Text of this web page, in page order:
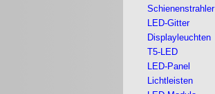
Schienenstrahler
LED-Gitter
Displayleuchten
T5-LED
LED-Panel
Lichtleisten